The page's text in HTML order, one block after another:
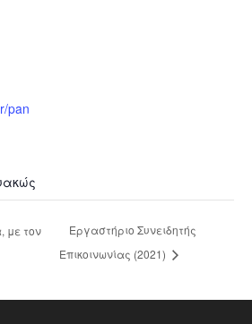
pan
με τον
Εργαστήριο Συνειδητής
Επικοινωνίας (2021)